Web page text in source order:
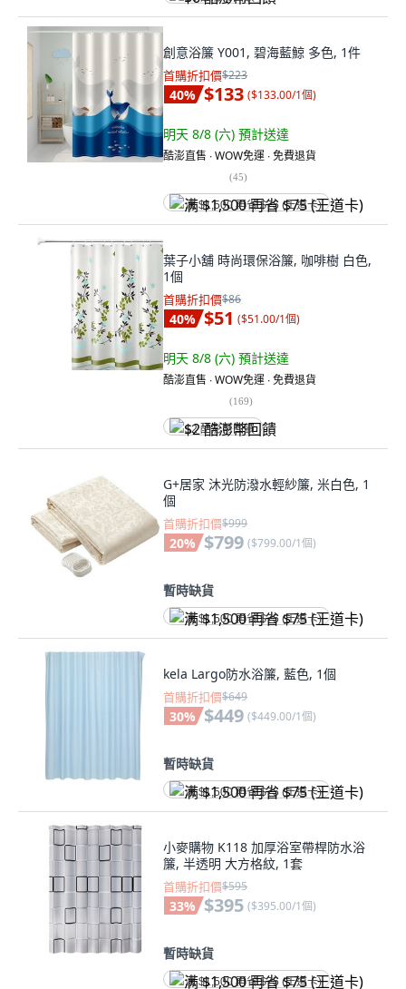
創意浴簾 Y001, 碧海藍鯨 多色, 1件
首購折扣價$223
40% $133 ($133.00/1個)
明天 8/8 (六) 預計送達
酷澎直售 ∙ WOW免運 ∙ 免費退貨
(45)
满 $1,500 再省 $75 (王道卡)
葉子小舖 時尚環保浴簾, 咖啡樹 白色,
1個
首購折扣價$86
40% $51 ($51.00/1個)
明天 8/8 (六) 預計送達
酷澎直售 ∙ WOW免運 ∙ 免費退貨
(169)
$2 酷澎幣回饋
G+居家 沐光防潑水輕紗簾, 米白色, 1
個
首購折扣價$999
20% $799 ($799.00/1個)
暫時缺貨
满 $1,500 再省 $75 (王道卡)
kela Largo防水浴簾, 藍色, 1個
首購折扣價$649
30% $449 ($449.00/1個)
暫時缺貨
满 $1,500 再省 $75 (王道卡)
小麥購物 K118 加厚浴室帶桿防水浴
簾, 半透明 大方格紋, 1套
首購折扣價$595
33% $395 ($395.00/1個)
暫時缺貨
满 $1,500 再省 $75 (王道卡)